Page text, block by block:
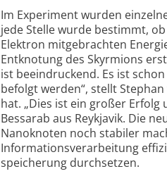
Im Experiment wurden
jede Stelle wurde bestimmt,
Elektron mitgebrachten
Entknotung des Skyrmions
ist beein­druckend. Es ist
befolgt werden“, stellt
hat. „Dies ist ein großer
Bessarab aus Reykjavik. Die
Nanoknoten noch stabiler
Informations­verarbeitung
speicherung durchsetzen.